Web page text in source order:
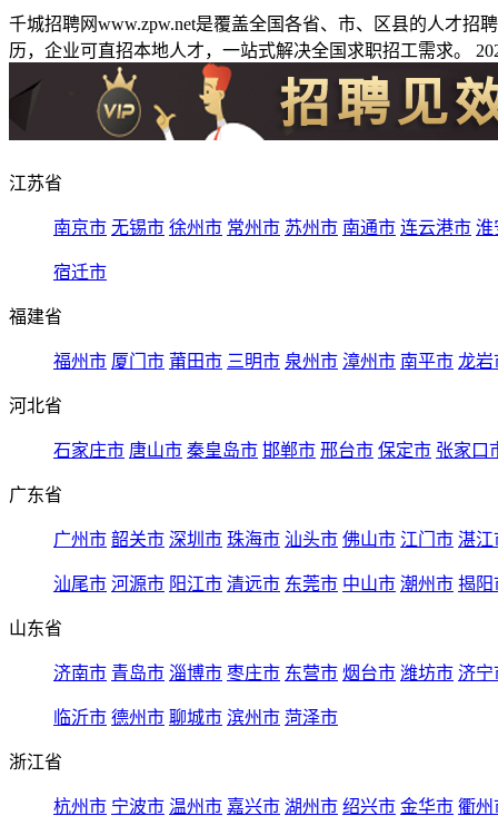
千城招聘网www.zpw.net是覆盖全国各省、市、区县的人才
历，企业可直招本地人才，一站式解决全国求职招工需求。
江苏省
南京市 无锡市 徐州市 常州市 苏州市 南通市 连云港市 淮
宿迁市
福建省
福州市 厦门市 莆田市 三明市 泉州市 漳州市 南平市 龙岩
河北省
石家庄市 唐山市 秦皇岛市 邯郸市 邢台市 保定市 张家口
广东省
广州市 韶关市 深圳市 珠海市 汕头市 佛山市 江门市 湛江
汕尾市 河源市 阳江市 清远市 东莞市 中山市 潮州市 揭阳
山东省
济南市 青岛市 淄博市 枣庄市 东营市 烟台市 潍坊市 济宁
临沂市 德州市 聊城市 滨州市 菏泽市
浙江省
杭州市 宁波市 温州市 嘉兴市 湖州市 绍兴市 金华市 衢州